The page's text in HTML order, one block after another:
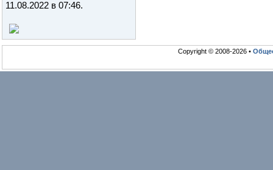
11.08.2022 в 07:46.
Copyright © 2008-2026 •